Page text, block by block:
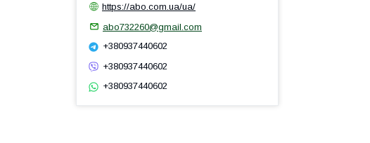
https://abo.com.ua/ua/
abo732260@gmail.com
+380937440602
+380937440602
+380937440602